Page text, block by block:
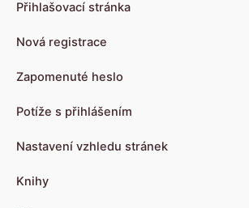
Přihlašovací stránka
Nová registrace
Zapomenuté heslo
Potíže s přihlášením
Nastavení vzhledu stránek
Knihy